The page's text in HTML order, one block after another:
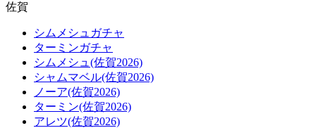
佐賀
シムメシュガチャ
ターミンガチャ
シムメシュ(佐賀2026)
シャムマベル(佐賀2026)
ノーア(佐賀2026)
ターミン(佐賀2026)
アレツ(佐賀2026)